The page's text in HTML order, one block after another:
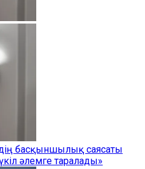
басқыншылық саясаты
әлемге таралады»